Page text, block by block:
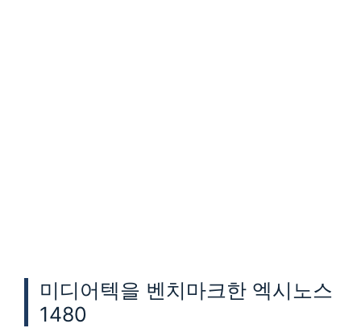
미디어텍을 벤치마크한 엑시노스
1480